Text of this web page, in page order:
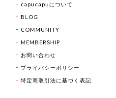
capucapuについて
BLOG
COMMUNITY
MEMBERSHIP
お問い合わせ
プライバシーポリシー
特定商取引法に基づく表記